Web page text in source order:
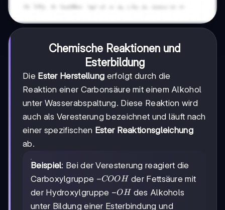
Chemische Reaktionen und
Esterbildung
Die Ester Herstellung erfolgt durch die
Reaktion einer Carbonsäure mit einem Alkohol
unter Wasserabspaltung. Diese Reaktion wird
auch als Veresterung bezeichnet und läuft nach
einer spezifischen Ester Reaktionsgleichung
ab.
Beispiel: Bei der Veresterung reagiert die
Carboxylgruppe -
COOH
−COOH der Fettsäure mit
der Hydroxylgruppe -
OH
−OH des Alkohols
unter Bildung einer Esterbindung und